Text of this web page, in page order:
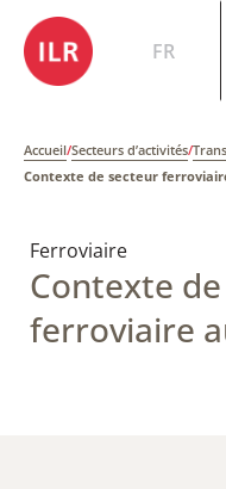
FR
Accueil/Secteurs d’activités/
Contexte de secteur
Ferroviaire
Contexte
ferroviaire